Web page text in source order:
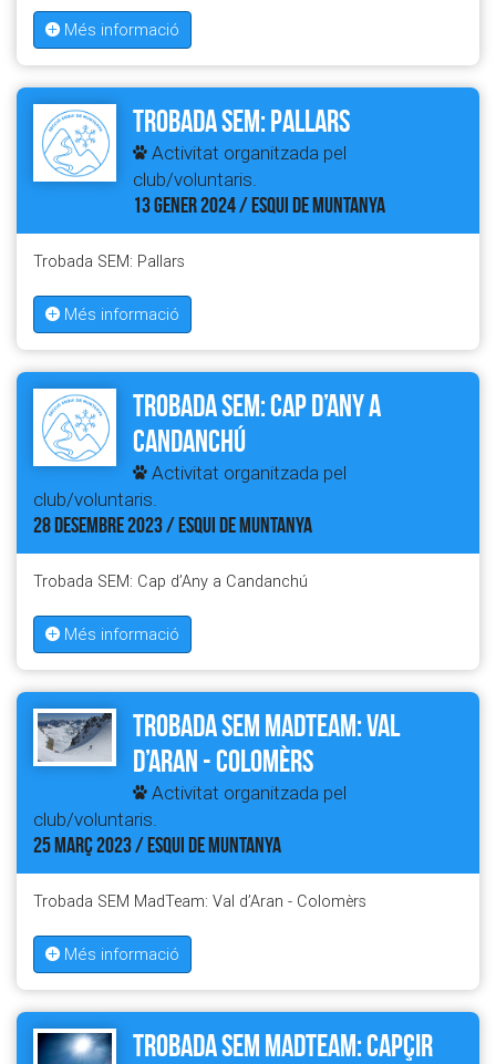
Més informació
Trobada SEM: Pallars
Activitat organitzada pel
club/voluntaris.
13 GENER 2024 / ESQUI DE MUNTANYA
Trobada SEM: Pallars
Més informació
Trobada SEM: Cap d’Any a
Candanchú
Activitat organitzada pel
club/voluntaris.
28 DESEMBRE 2023 / ESQUI DE MUNTANYA
Trobada SEM: Cap d’Any a Candanchú
Més informació
Trobada SEM MadTeam: Val
d’Aran - Colomèrs
Activitat organitzada pel
club/voluntaris.
25 MARÇ 2023 / ESQUI DE MUNTANYA
Trobada SEM MadTeam: Val d’Aran - Colomèrs
Més informació
Trobada SEM MADTEAM: Capçir